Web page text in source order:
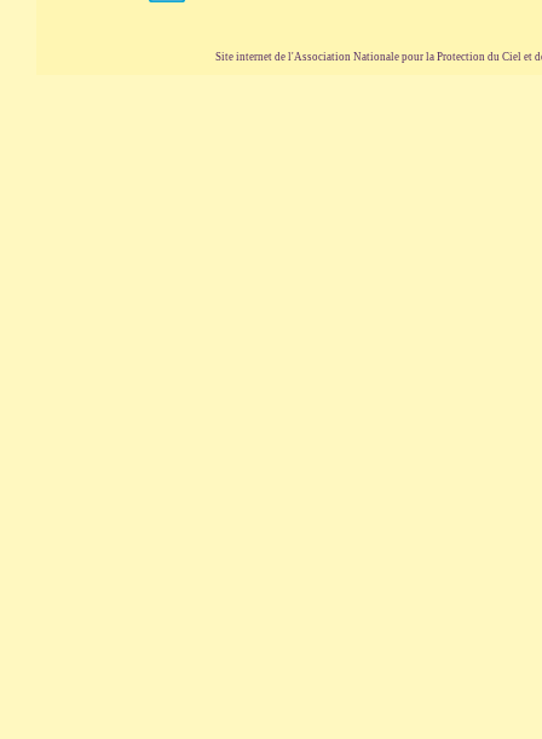
Site internet de l'Association Nationale pour la Protection du Ciel et de